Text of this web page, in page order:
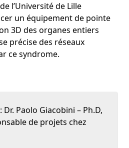
l’Université de Lille
un équipement de pointe
3D des organes entiers
précise des réseaux
ce syndrome.
: Dr. Paolo Giacobini – Ph.D,
de projets chez